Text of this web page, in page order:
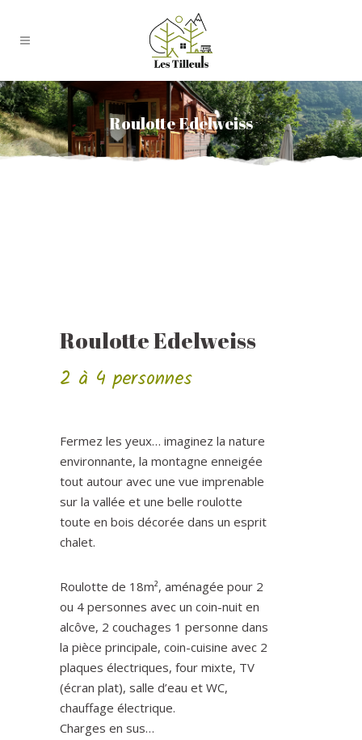
Roulotte Edelweiss
Roulotte Edelweiss
2 à 4 personnes
Fermez les yeux… imaginez la nature
environnante, la montagne enneigée
tout autour avec une vue imprenable
sur la vallée et une belle roulotte
toute en bois décorée dans un esprit
chalet.
Roulotte de 18m², aménagée pour 2
ou 4 personnes avec un coin-nuit en
alcôve, 2 couchages 1 personne dans
la pièce principale, coin-cuisine avec 2
plaques électriques, four mixte, TV
(écran plat), salle d’eau et WC,
chauffage électrique.
Charges en sus…